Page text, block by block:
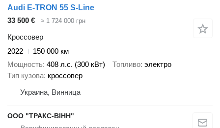
Audi E-TRON 55 S-Line
33 500 €
≈ 1 724 000 грн
Кроссовер
2022
150 000 км
Мощность 408 л.с. (300 кВт) Топливо электро
Тип кузова кроссовер
Украина, Винница
ООО "ТРАКС-ВІНН"